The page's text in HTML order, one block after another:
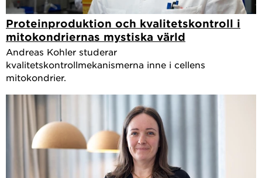
Proteinproduktion och kvalitetskontroll i
mitokondriernas mystiska värld
Andreas Kohler studerar
kvalitetskontrollmekanismerna inne i cellens
mitokondrier.